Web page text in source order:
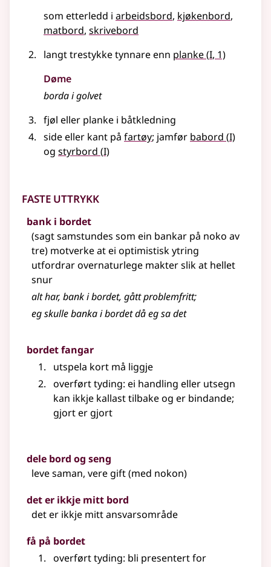
som etterledd i arbeidsbord kjøkenbord
matbord skrivebord
langt trestykke tynnare enn planke(1
I, 1)
Døme
borda i golvet
fjøl eller planke i båtkledning
sideeller kant på fartøy; jamfør babord (1
I)
og styrbord (1
I)
Faste uttrykk
bank i bordet
(sagt samstundes som ein bankar på noko av
tre) motverke at ei optimistisk ytring
utfordrar overnaturlege makter slik at hellet
snur
alt har, bank i bordet, gått problemfritt;
eg skulle banka i bordet då eg sa det
bordet fangar
utspela kort må liggje
overført tyding: ei handling eller utsegn
kan ikkje kallast tilbake og er bindande;
gjort er gjort
dele bord og seng
leve saman, vere gift (med nokon)
det er ikkje mitt bord
det er ikkje mitt ansvarsområde
få på bordet
overført tyding: bli presentert for